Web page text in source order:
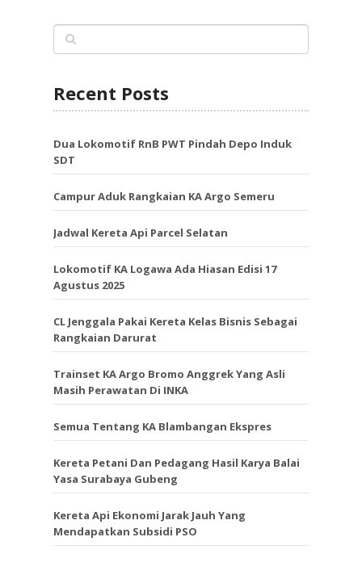
Recent Posts
Dua Lokomotif RnB PWT Pindah Depo Induk
SDT
Campur Aduk Rangkaian KA Argo Semeru
Jadwal Kereta Api Parcel Selatan
Lokomotif KA Logawa Ada Hiasan Edisi 17
Agustus 2025
CL Jenggala Pakai Kereta Kelas Bisnis Sebagai
Rangkaian Darurat
Trainset KA Argo Bromo Anggrek Yang Asli
Masih Perawatan Di INKA
Semua Tentang KA Blambangan Ekspres
Kereta Petani Dan Pedagang Hasil Karya Balai
Yasa Surabaya Gubeng
Kereta Api Ekonomi Jarak Jauh Yang
Mendapatkan Subsidi PSO